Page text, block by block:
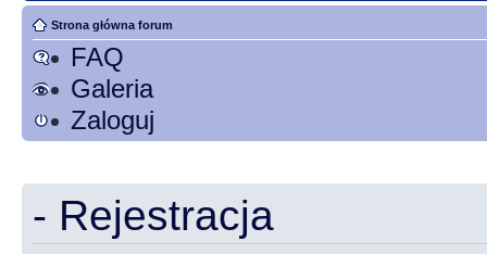
Strona główna forum
FAQ
Galeria
Zaloguj
- Rejestracja